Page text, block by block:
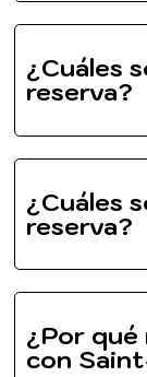
¿Cuáles
reserva?
¿Cuáles
reserva?
¿Por qué
con